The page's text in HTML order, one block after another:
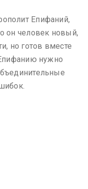
Епифаний,
он человек новый,
но готов вместе
нужно